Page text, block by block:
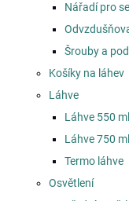
Nářadí pro
Šrouby a
Košíky na láhev
Láhve
Láhve 550 ml
Láhve 750 ml
Termo láhve
Osvětlení